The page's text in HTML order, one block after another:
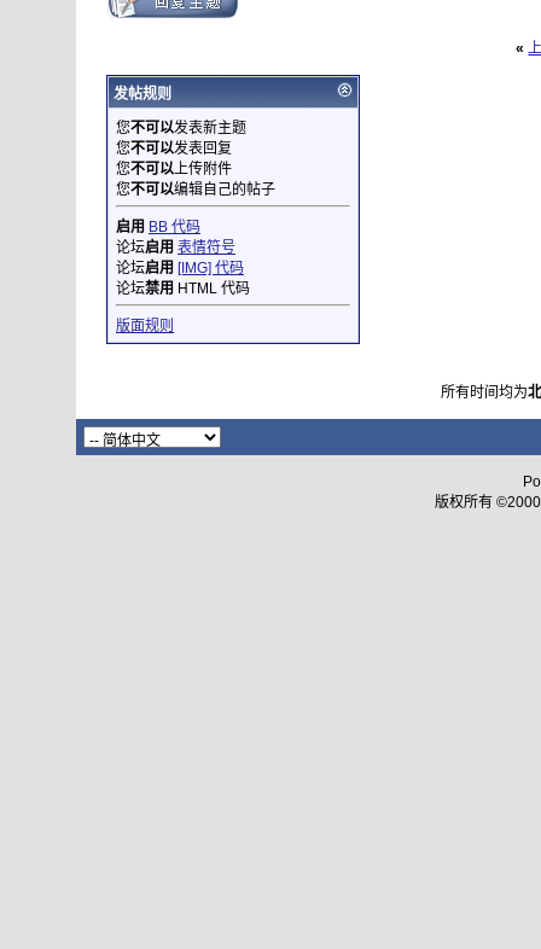
«
发帖规则
您不可以发表新主题
您不可以发表回复
您不可以上传附件
您不可以编辑自己的帖子
启用 BB 代码
论坛启用 表情符号
论坛启用 [IMG] 代码
论坛禁用 HTML 代码
版面规则
所有时间均为
版权所有